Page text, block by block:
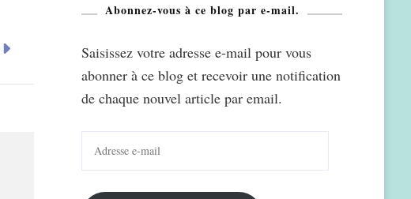
Abonnez-vous à ce blog par e-mail.
Saisissez votre adresse e-mail pour vous
abonner à ce blog et recevoir une notification
de chaque nouvel article par email.
mail